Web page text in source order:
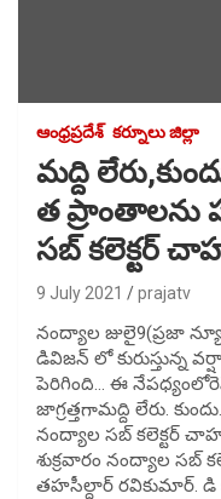
ఆంధ్రప్రదేశ్ కర్నూలు జిల్లా
మద్ది
త ప్రాంతాలను
సబ్ కలెక్టర్
9 July 2021 prajatv
నంద్యాల జులై9(ప్రజా
డివిజన్ లో కురుస్తున్న
పెరిగింది… ఈ
జాగ్రత్తగామద్ది లేరు.
నంద్యాల సబ్ కలెక్టర్
శుక్రవారం నంద్యాల
తహసీల్దార్ రవికుమార్. డి